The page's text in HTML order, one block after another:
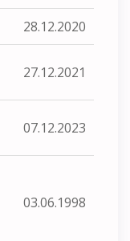
28.12.2020
27.12.2021
07.12.2023
03.06.1998